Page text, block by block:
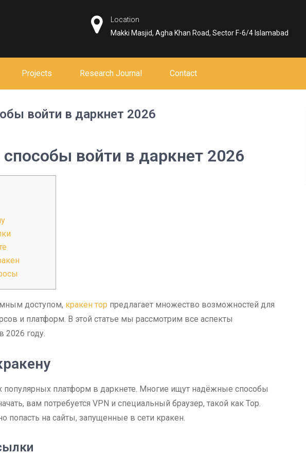
Location
Makki Masjid, Agha Khan Road, Sector F-6/4 Islamabad
Projects Research Journal Contact
войти в даркнет 2026
войти в даркнет 2026
доступом, кракен тор предлагает множество возможностей для
и платформ. В этой статье мы рассмотрим все аспекты
2026 году.
популярных платформ в даркнете. Многие ищут надёжные способы
вам потребуется VPN и специальный браузер, такой как Тор.
попасть на сайты, запущенные в сети кракен.